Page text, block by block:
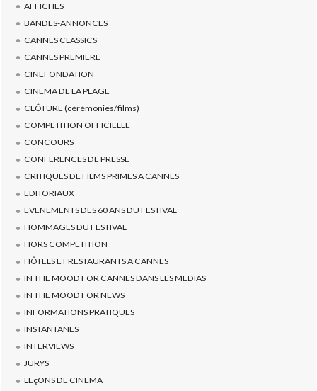
AFFICHES
BANDES-ANNONCES
CANNES CLASSICS
CANNES PREMIERE
CINEFONDATION
CINEMA DE LA PLAGE
CLÔTURE (cérémonies/films)
COMPETITION OFFICIELLE
CONCOURS
CONFERENCES DE PRESSE
CRITIQUES DE FILMS PRIMES A CANNES
EDITORIAUX
EVENEMENTS DES 60 ANS DU FESTIVAL
HOMMAGES DU FESTIVAL
HORS COMPETITION
HÔTELS ET RESTAURANTS A CANNES
IN THE MOOD FOR CANNES DANS LES MEDIAS
IN THE MOOD FOR NEWS
INFORMATIONS PRATIQUES
INSTANTANES
INTERVIEWS
JURYS
LEçONS DE CINEMA